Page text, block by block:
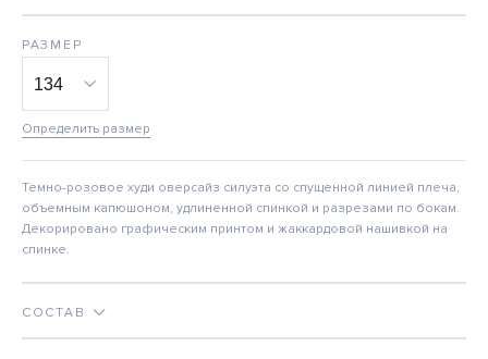
РАЗМЕР
Определить размер
Темно-розовое худи оверсайз силуэта со спущенной линией плеча,
объемным капюшоном, удлиненной спинкой и разрезами по бокам.
Декорировано графическим принтом и жаккардовой нашивкой на
спинке.
СОСТАВ